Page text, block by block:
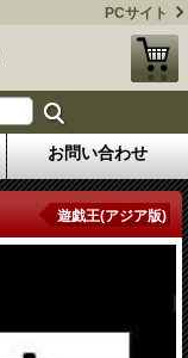
PCサイト
お問い合わせ
遊戯王(アジア版)